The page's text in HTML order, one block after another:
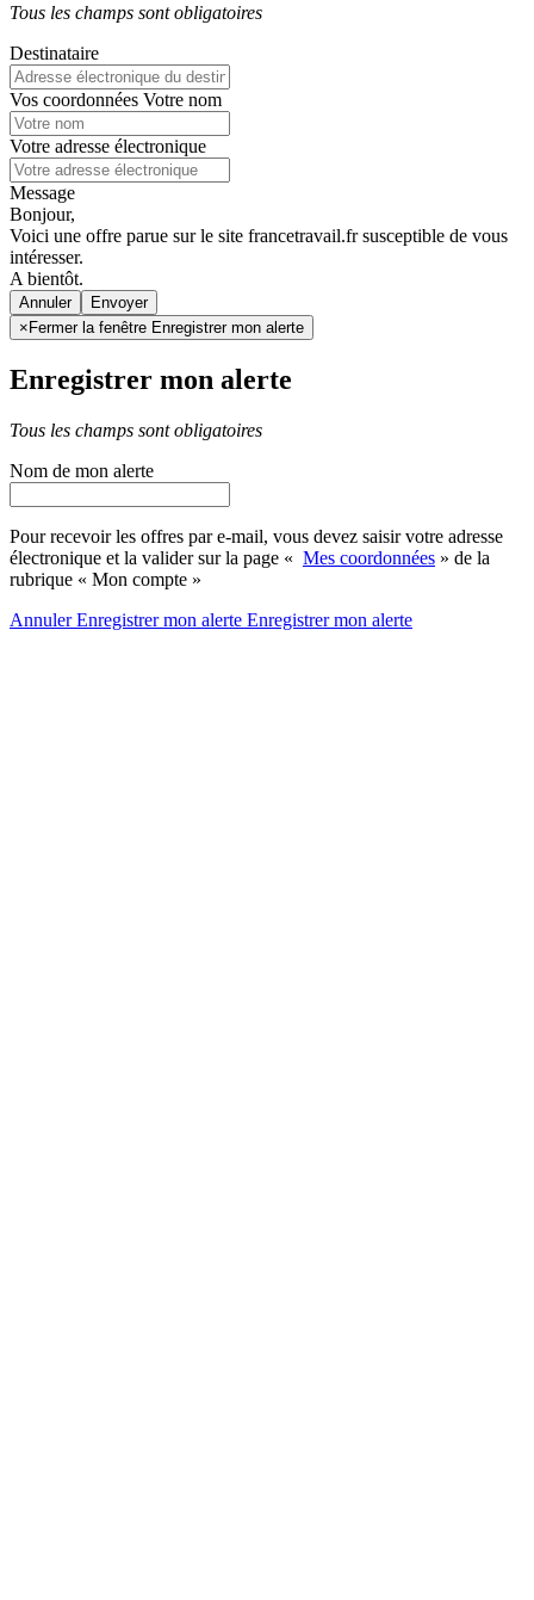
Tous les champs sont obligatoires
Destinataire
Vos coordonnées Votre nom
Votre adresse électronique
Message
Bonjour,
Voici une offre parue sur le site francetravail.fr susceptible de vous
intéresser.
A bientôt.
Annuler
× Fermer la fenêtre Enregistrer mon alerte
Enregistrer mon alerte
Tous les champs sont obligatoires
Nom de mon alerte
Pour recevoir les offres par e-mail, vous devez saisir votre adresse
électronique et la valider sur la page « Mes coordonnées » de la
rubrique « Mon compte »
AnnulerEnregistrer mon alerte Enregistrermon alerte